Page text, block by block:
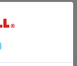
ズニー なりきりロンパー